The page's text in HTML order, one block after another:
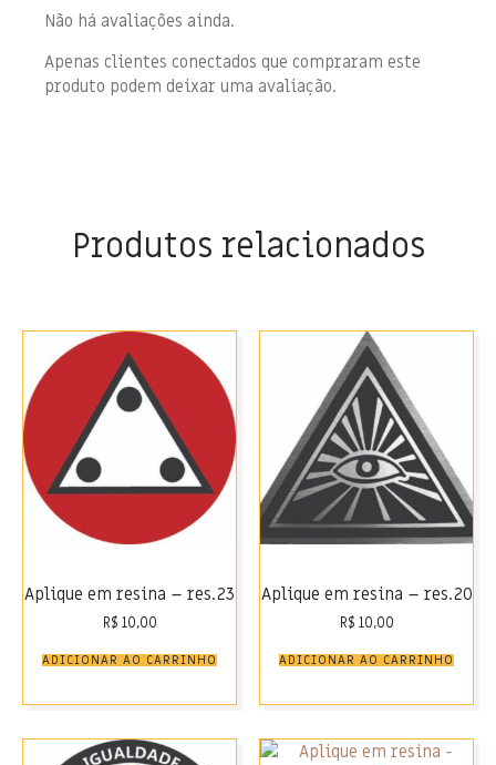
Não há avaliações ainda.
Apenas clientes conectados que compraram este
produto podem deixar uma avaliação.
Produtos relacionados
Aplique em resina – res.23
R$ 10,00
ADICIONAR AO CARRINHO
Aplique em resina – res.20
R$ 10,00
ADICIONAR AO CARRINHO